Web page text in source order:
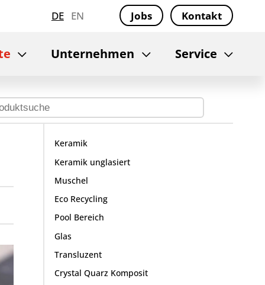
DE EN Jobs Kontakt
Unternehmen Service
Keramik
Keramik unglasiert
Muschel
Eco Recycling
Pool Bereich
Glas
Transluzent
Crystal Quarz Komposit